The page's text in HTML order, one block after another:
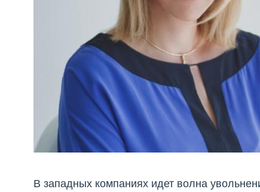
В западных компаниях идет волна